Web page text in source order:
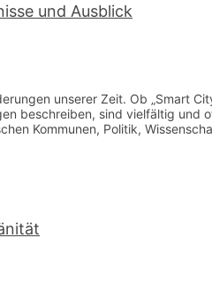
und Ausblick
unserer Zeit. Ob „Smart
beschreiben, sind vielfältig
Kommunen, Politik,